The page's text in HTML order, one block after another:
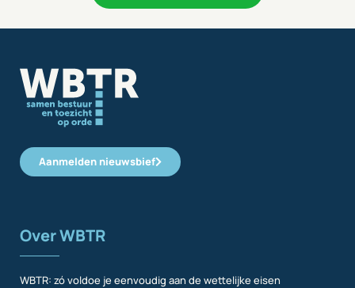
Aanmelden nieuwsbief
Over WBTR
WBTR: zó voldoe je eenvoudig aan de wettelijke eisen